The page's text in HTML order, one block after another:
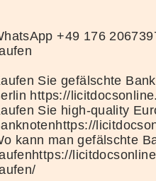
+49 176
Sie gefälschte
https://
Sie high-quality
kann man gefälschte